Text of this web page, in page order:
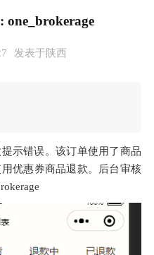
one_brokerage
发表于陕西
示错误。该订单使用了商品
优惠券商品退款。后台审核